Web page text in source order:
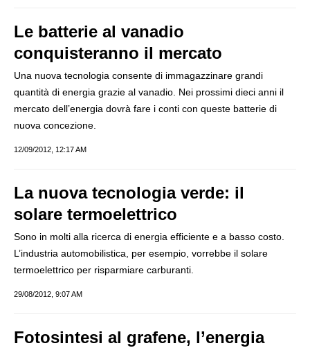
Le batterie al vanadio
conquisteranno il mercato
Una nuova tecnologia consente di immagazzinare grandi
quantità di energia grazie al vanadio. Nei prossimi dieci anni il
mercato dell’energia dovrà fare i conti con queste batterie di
nuova concezione.
12/09/2012, 12:17 AM
La nuova tecnologia verde: il
solare termoelettrico
Sono in molti alla ricerca di energia efficiente e a basso costo.
L’industria automobilistica, per esempio, vorrebbe il solare
termoelettrico per risparmiare carburanti.
29/08/2012, 9:07 AM
Fotosintesi al grafene, l’energia